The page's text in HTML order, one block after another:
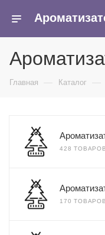
Главная — Каталог —
428 ТОВАРОВ
170 ТОВАРОВ